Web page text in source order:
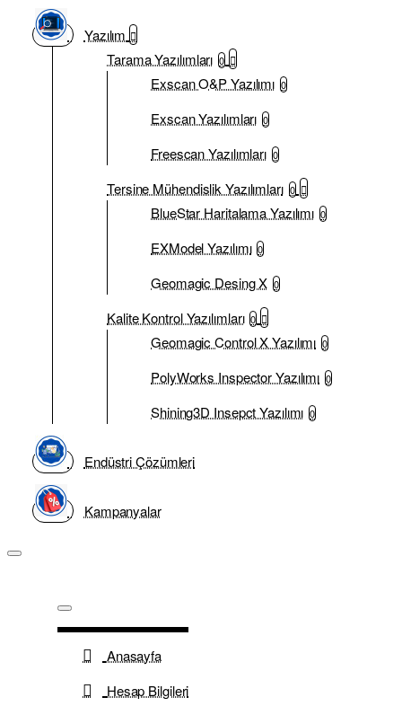
Yazılım
Tarama Yazılımları 0
Exscan O&P Yazılımı 0
Exscan Yazılımları 0
Freescan Yazılımları 0
Tersine Mühendislik Yazılımları 0
BlueStar Haritalama Yazılımı 0
EXModel Yazılımı 0
Geomagic Desing X 0
Kalite Kontrol Yazılımları 0
Geomagic Control X Yazılımı 0
PolyWorks Inspector Yazılımı 0
Shining3D Insepct Yazılımı 0
Endüstri Çözümleri
Kampanyalar
Anasayfa
Hesap Bilgileri